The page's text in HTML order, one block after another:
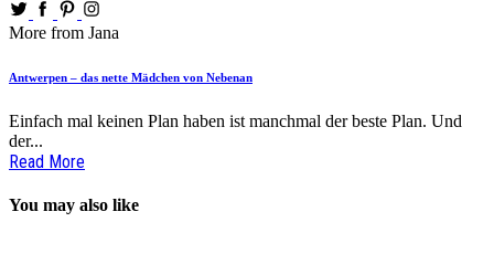
More from Jana
Antwerpen – das nette Mädchen von Nebenan
Einfach mal keinen Plan haben ist manchmal der beste Plan. Und
der...
Read More
You may also like